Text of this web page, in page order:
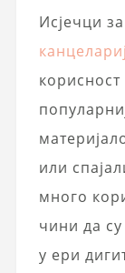
Исјечци
или
много
чини да
у ери